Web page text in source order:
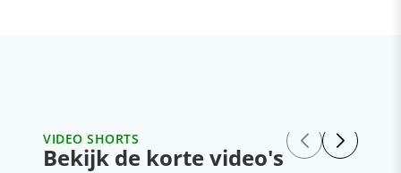
VIDEO SHORTS
Bekijk de korte video's